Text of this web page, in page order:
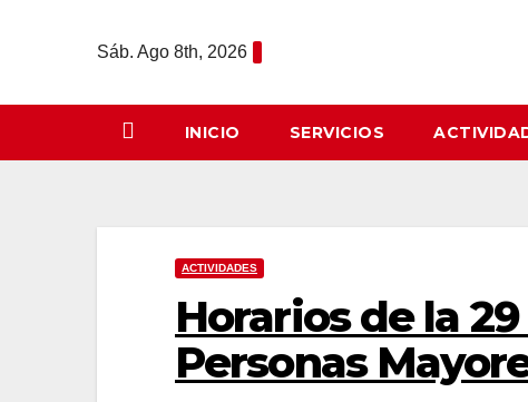
Sáb. Ago 8th, 2026
INICIO SERVICIOS
ACTIVIDADES
Horarios de la
Personas